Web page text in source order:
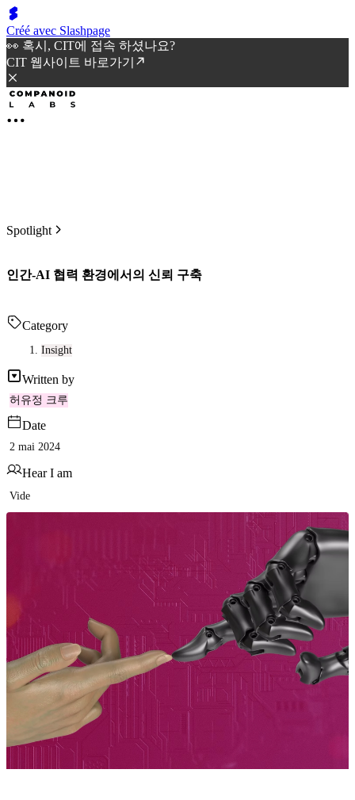
Créé avec Slashpage
👀 혹시, CIT에 접속 하셨나요?
CIT 웹사이트 바로가기
Spotlight
인간-AI 협력 환경에서의 신뢰 구축
Category
Insight
Written by
허유정 크루
Date
2 mai 2024
Hear I am
Vide